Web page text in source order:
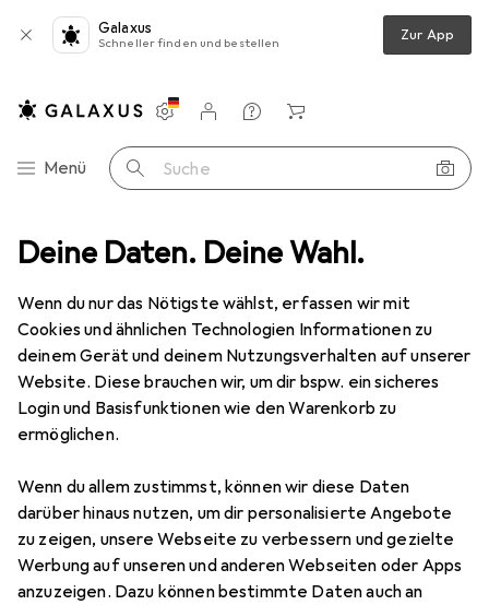
Deine Daten. Deine Wahl.
Wenn du nur das Nötigste wählst, erfassen wir mit
Cookies und ähnlichen Technologien Informationen zu
deinem Gerät und deinem Nutzungsverhalten auf unserer
Website. Diese brauchen wir, um dir bspw. ein sicheres
Login und Basisfunktionen wie den Warenkorb zu
ermöglichen.
Wenn du allem zustimmst, können wir diese Daten
darüber hinaus nutzen, um dir personalisierte Angebote
zu zeigen, unsere Webseite zu verbessern und gezielte
Werbung auf unseren und anderen Webseiten oder Apps
anzuzeigen. Dazu können bestimmte Daten auch an
Galaxus
Schneller finden und bestellen Zur App
Navigation nach Kategorien
Menü Suche
Einstellungen
Kundenkonto
Vergleichslisten
Merklisten
Warenkorb
Fragen zum Produkt Wie viele Lüfter kann ich an diesem Boar...
EUR
130,91
ASUSROG Strix B550-F Gaming
AM4, AMD B550, ATX
Frage zu ASUS ROG Strix B550-F
Gaming